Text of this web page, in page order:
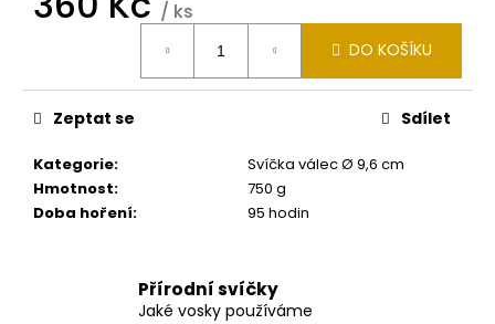
/ ks
DO KOŠÍKU
Kategorie:
Svíčka válec Ø 9,6 cm
Hmotnost:
750 g
Doba hoření: 95 hodin
Zeptat se Sdílet
Přírodní svíčky
Jaké vosky používáme
CM